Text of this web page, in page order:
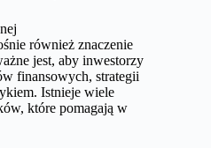
również znaczenie
jest, aby inwestorzy
finansowych, strategii
Istnieje wiele
które pomagają w